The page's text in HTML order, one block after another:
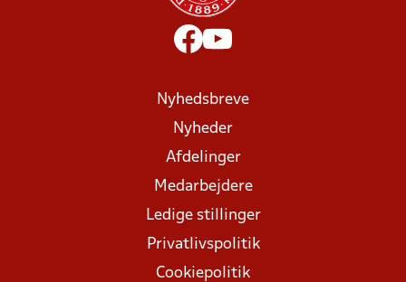
Nyhedsbreve
Nyheder
Afdelinger
Medarbejdere
Ledige stillinger
Privatlivspolitik
Cookiepolitik